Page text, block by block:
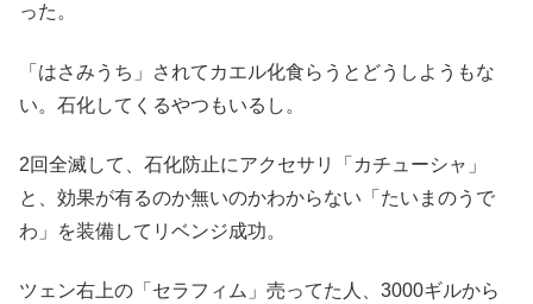
った。
「はさみうち」されてカエル化食らうとどうしようもな
い。石化してくるやつもいるし。
2回全滅して、石化防止にアクセサリ「カチューシャ」
と、効果が有るのか無いのかわからない「たいまのうで
わ」を装備してリベンジ成功。
ツェン右上の「セラフィム」売ってた人、3000ギルから